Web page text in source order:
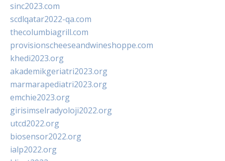
sinc2023.com
scdlqatar2022-qa.com
thecolumbiagrill.com
provisionscheeseandwineshoppe.com
khedi2023.org
akademikgeriatri2023.org
marmarapediatri2023.org
emchie2023.org
girisimselradyoloji2022.org
utcd2022.org
biosensor2022.org
ialp2022.org